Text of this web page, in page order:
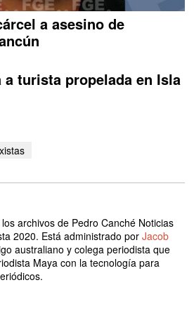
a asesino de
a turista propelada en Isla
archivos de Pedro Canché Noticias
2020. Está administrado porJacob
australiano y colega periodista que
Maya con la tecnología para